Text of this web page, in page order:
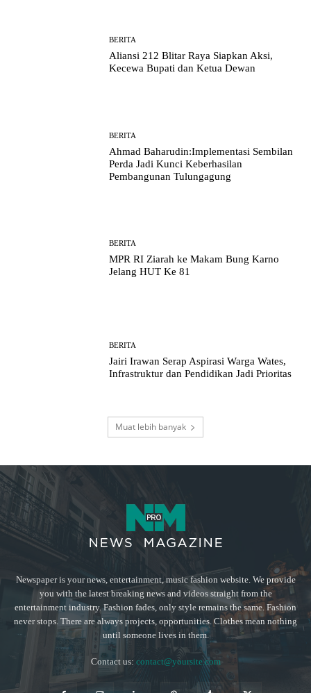
BERITA
Aliansi 212 Blitar Raya Siapkan Aksi,
Kecewa Bupati dan Ketua Dewan
BERITA
Ahmad Baharudin:Implementasi Sembilan
Perda Jadi Kunci Keberhasilan
Pembangunan Tulungagung
BERITA
MPR RI Ziarah ke Makam Bung Karno
Jelang HUT Ke 81
BERITA
Jairi Irawan Serap Aspirasi Warga Wates,
Infrastruktur dan Pendidikan Jadi Prioritas
Muat lebih banyak
Newspaper is your news, entertainment, music fashion website. We provide
you with the latest breaking news and videos straight from the
entertainment industry. Fashion fades, only style remains the same. Fashion
never stops. There are always projects, opportunities. Clothes mean nothing
until someone lives in them.
Contact us: contact@yoursite.com